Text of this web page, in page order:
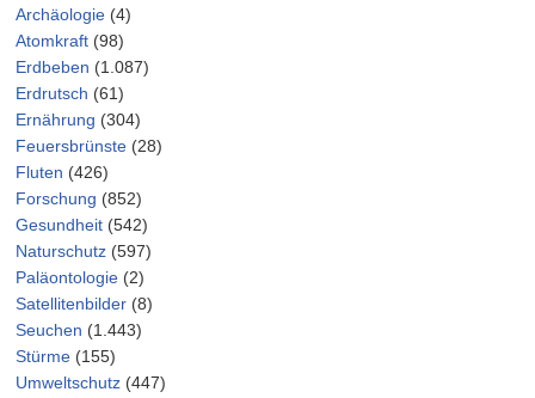
Archäologie (4)
Atomkraft (98)
Erdbeben (1.087)
Erdrutsch (61)
Ernährung (304)
Feuersbrünste (28)
Fluten (426)
Forschung (852)
Gesundheit (542)
Naturschutz (597)
Paläontologie (2)
Satellitenbilder (8)
Seuchen (1.443)
Stürme (155)
Umweltschutz (447)